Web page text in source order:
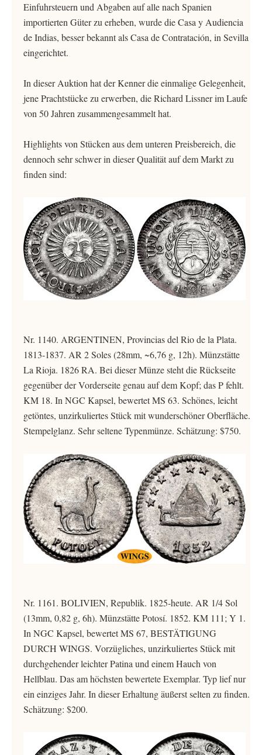
Einfuhrsteuern und Abgaben auf alle nach Spanien
importierten Güter zu erheben, wurde die Casa y Audiencia
de Indias, besser bekannt als Casa de Contratación, in Sevilla
eingerichtet.
In dieser Auktion hat der Kenner die einmalige Gelegenheit,
jene Prachtstücke zu erwerben, die Richard Lissner im Laufe
von 50 Jahren zusammengesammelt hat.
Highlights von Stücken aus dem unteren Preisbereich, die
dennoch sehr schwer in dieser Qualität auf dem Markt zu
finden sind:
Nr. 1140. ARGENTINEN, Provincias del Rio de la Plata.
1813-1837. AR 2 Soles (28mm, ~6,76 g, 12h). Münzstätte
La Rioja. 1826 RA. Bei dieser Münze steht die Rückseite
gegenüber der Vorderseite genau auf dem Kopf; das P fehlt.
KM 18. In NGC Kapsel, bewertet MS 63. Schönes, leicht
getöntes, unzirkuliertes Stück mit wunderschöner Oberfläche.
Stempelglanz. Sehr seltene Typenmünze. Schätzung: $750.
Nr. 1161. BOLIVIEN, Republik. 1825-heute. AR 1/4 Sol
(13mm, 0,82 g, 6h). Münzstätte Potosí. 1852. KM 111; Y 1.
In NGC Kapsel, bewertet MS 67, BESTÄTIGUNG
DURCH WINGS. Vorzügliches, unzirkuliertes Stück mit
durchgehender leichter Patina und einem Hauch von
Hellblau. Das am höchsten bewertete Exemplar. Typ lief nur
ein einziges Jahr. In dieser Erhaltung äußerst selten zu finden.
Schätzung: $200.